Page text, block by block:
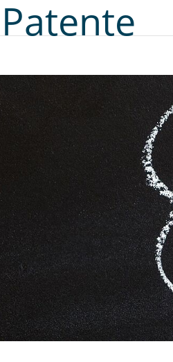
Patente